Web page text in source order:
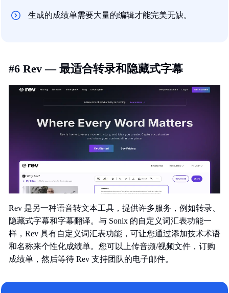
生成的成绩单需要大量的编辑才能完美无缺。
#6 Rev — 最适合转录和隐藏式字幕
Rev 是另一种语音转文本工具，提供许多服务，例如转录、
隐藏式字幕和字幕翻译。与 Sonix 的自定义词汇表功能一
样，Rev 具有自定义词汇表功能，可让您通过添加技术术语
和名称来个性化成绩单。您可以上传音频/视频文件，订购
成绩单，然后等待 Rev 支持团队的电子邮件。